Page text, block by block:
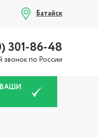
Батайск
301-86-48
звонок по России